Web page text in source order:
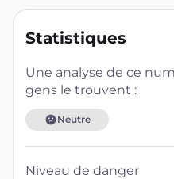
Statistiques
Une analyse de ce
gens le trouvent :
Neutre
Niveau de danger